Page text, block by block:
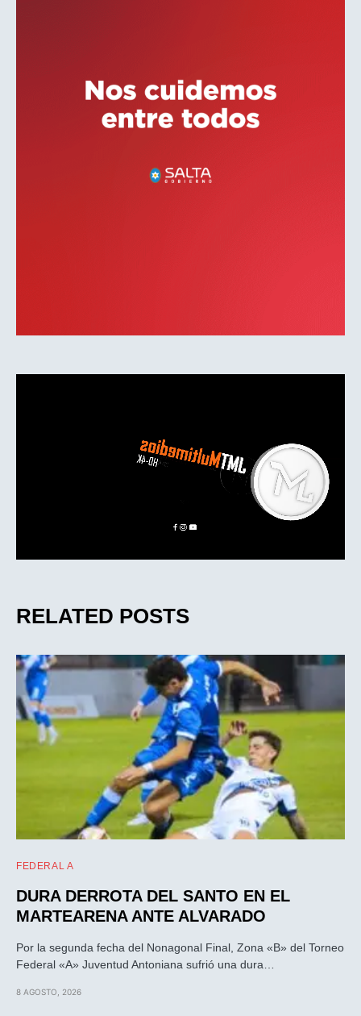
RELATED POSTS
FEDERAL A
DURA DERROTA DEL SANTO EN EL
MARTEARENA ANTE ALVARADO
Por la segunda fecha del Nonagonal Final, Zona «B» del Torneo
Federal «A» Juventud Antoniana sufrió una dura…
8 AGOSTO, 2026